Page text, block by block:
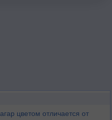
цветом отличается от